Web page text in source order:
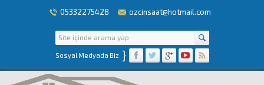
05332275428 ozcinsaat@hotmail.com
Sosyal Medyada Biz }